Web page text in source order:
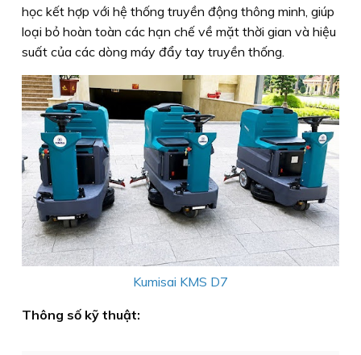
học kết hợp với hệ thống truyền động thông minh, giúp
loại bỏ hoàn toàn các hạn chế về mặt thời gian và hiệu
suất của các dòng máy đẩy tay truyền thống.
Kumisai KMS D7
Thông số kỹ thuật: